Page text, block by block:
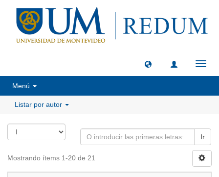
Menú
Listar por autor
Ir
Mostrando ítems 1-20 de 21